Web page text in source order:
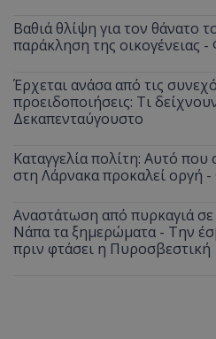
Βαθιά θλίψη για τον θάνατο
παράκληση της οικογένειας
Έρχεται ανάσα από τις
προειδοποιήσεις: Τι
Δεκαπενταύγουστο
Καταγγελία πολίτη: Αυτό που
στη Λάρνακα προκαλεί οργή
Αναστάτωση από πυρκαγιά
Νάπα τα ξημερώματα - Την
πριν φτάσει η Πυροσβεστική